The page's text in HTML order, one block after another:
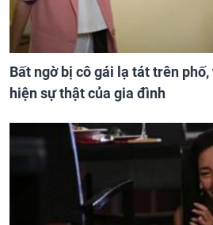
Bất ngờ bị cô gái lạ tát trên
hiện sự thật của gia đình